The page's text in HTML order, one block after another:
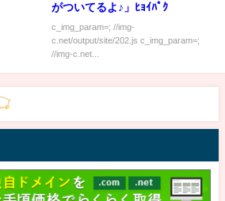
がついてるよ♪」ﾋｮｲﾊﾟｸ
c_img_param=; //img-
c.net/output/site/202.js c_img_param=;
//img-c.net...